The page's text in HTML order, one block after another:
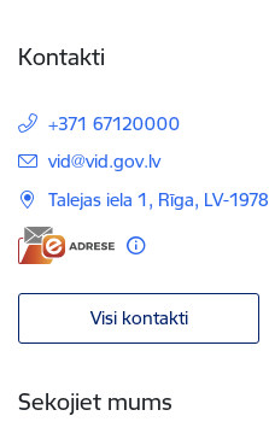
Kontakti
+371 67120000
E-pasts:
vid@vid.gov.lv
Talejas iela 1, Rīga, LV-1978
Visi kontakti
Sekojiet mums